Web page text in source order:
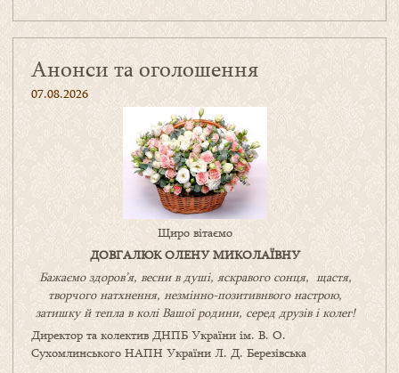
Анонси та оголошення
07.08.2026
Щиро вітаємо
ДОВГАЛЮК ОЛЕНУ МИКОЛАЇВНУ
Бажаємо здоров’я, весни в душі, яскравого сонця, щастя,
творчого натхнення, незмінно-позитивнвого настрою,
затишкуйтепла в коліВашоїродини, серед друзів і колег!
Директор та колектив ДНПБ України ім. В. О.
Сухомлинського НАПН України Л. Д. Березівська